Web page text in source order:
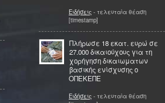
Ειδήσεις - τελευταία θέαση
[timestamp]
Πλήρωσε 18 εκατ. ευρώ σε
27.000 δικαιούχους για τη
χορήγηση δικαιωματων
βασικής ενίσχυσης ο
ΟΠΕΚΕΠΕ
Ειδήσεις - τελευταία θέαση